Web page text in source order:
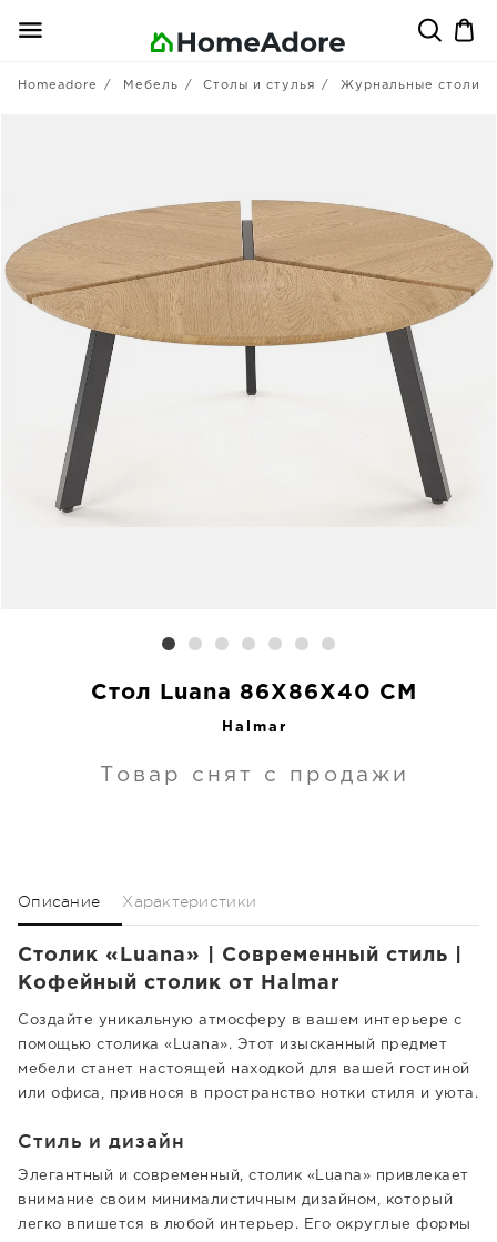
Homeadore Мебель Столы и стулья Журнальные столики
Стол Luana 86X86X40 CM
Halmar
Товар снят с продажи
Описание Характеристики
Столик «Luana» | Современный стиль |
Кофейный столик от Halmar
Создайте уникальную атмосферу в вашем интерьере с
помощью столика «Luana». Этот изысканный предмет
мебели станет настоящей находкой для вашей гостиной
или офиса, привнося в пространство нотки стиля и уюта.
Стиль и дизайн
Элегантный и современный, столик «Luana» привлекает
внимание своим минималистичным дизайном, который
легко впишется в любой интерьер. Его округлые формы